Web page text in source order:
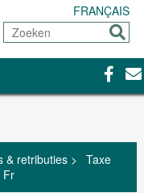
FRANÇAIS
Zoeken
Sturen
& retributies> Taxe
Fr